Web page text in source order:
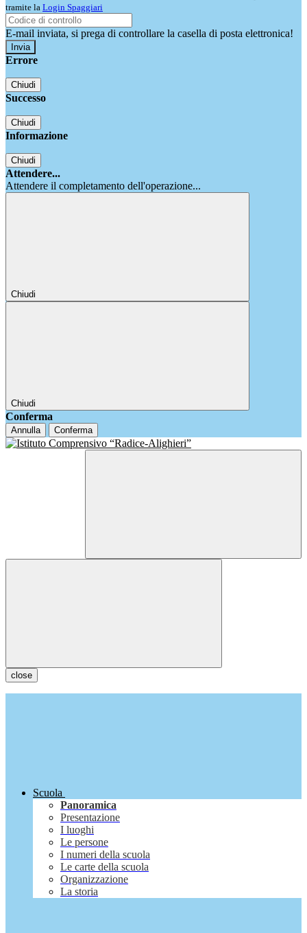
tramite la Login Spaggiari
E-mail inviata, si prega di controllare la casella di posta elettronica!
Errore
Chiudi
Successo
Chiudi
Informazione
Chiudi
Attendere...
Attendere il completamento dell'operazione...
Chiudi
Chiudi
Conferma
Annulla Conferma
close
Scuola
Panoramica
Presentazione
I luoghi
Le persone
I numeri della scuola
Le carte della scuola
Organizzazione
La storia